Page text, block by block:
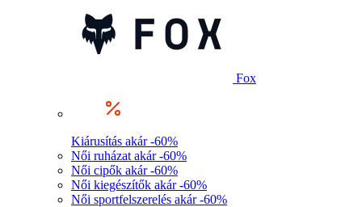
Fox
Kiárusítás akár -60%
Női ruházat akár -60%
Női cipők akár -60%
Női kiegészítők akár -60%
Női sportfelszerelés akár -60%